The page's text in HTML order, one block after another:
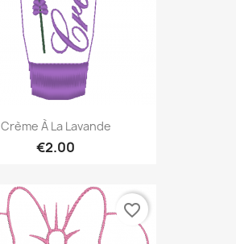
Crème À La Lavande
€2.00
favorite_border